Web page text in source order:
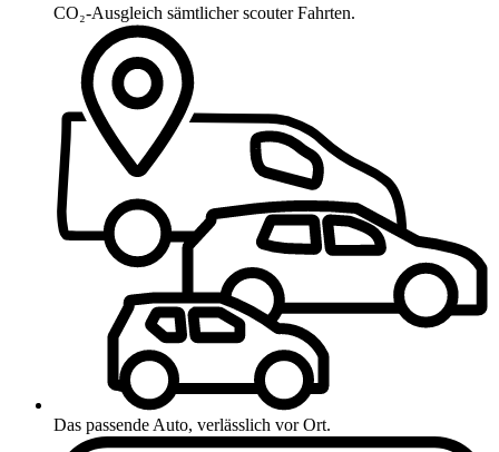
CO₂-Ausgleich sämtlicher scouter Fahrten.
Das passende Auto, verlässlich vor Ort.